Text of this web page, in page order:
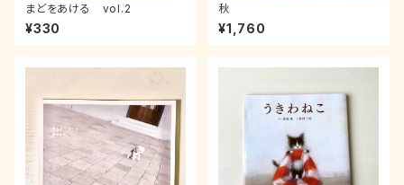
まどをあける vol.2
¥330
秋
¥1,760